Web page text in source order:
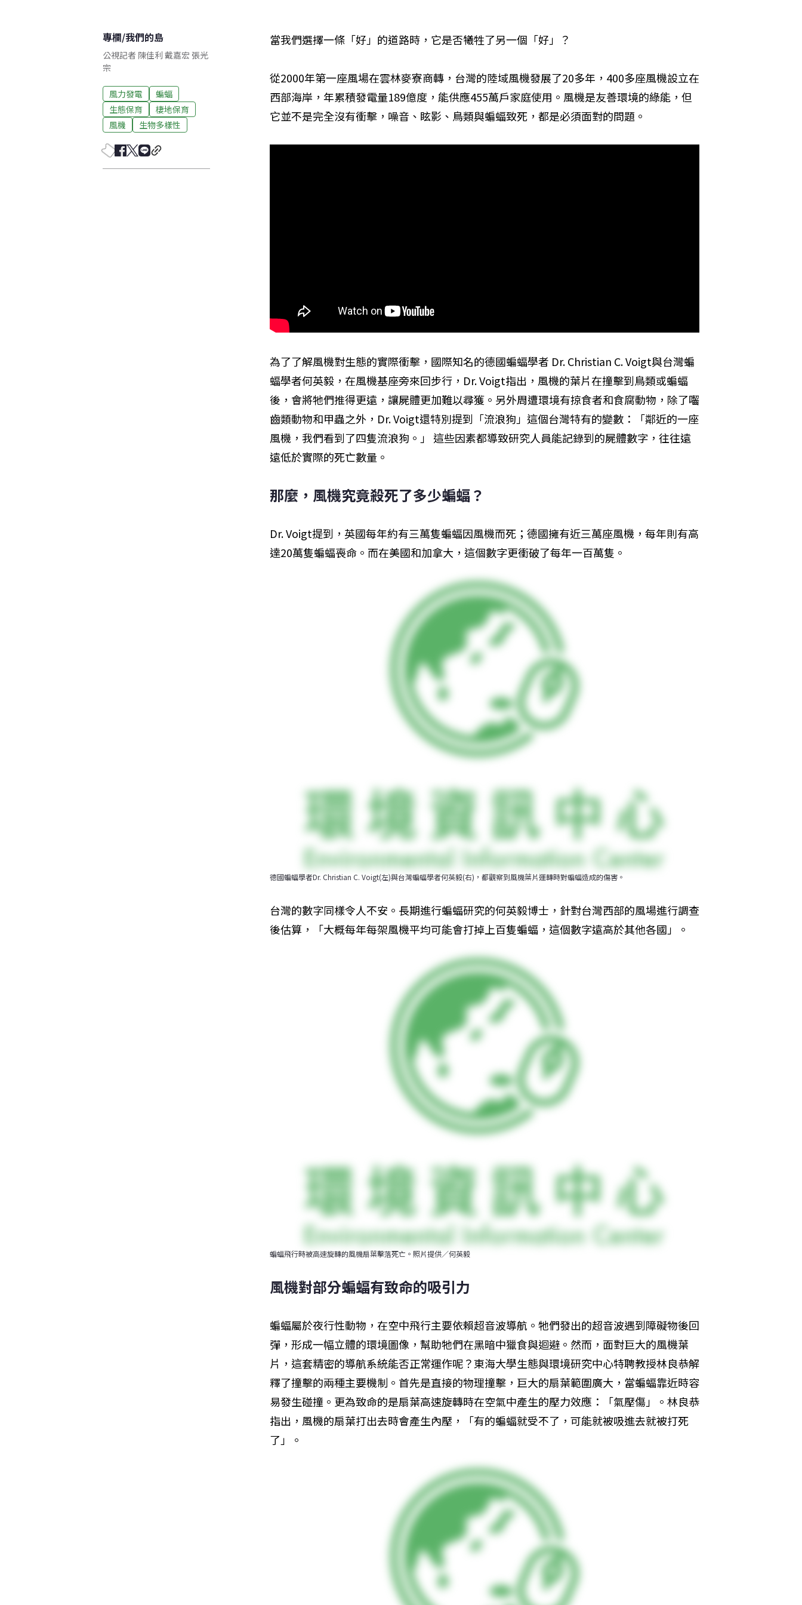
專欄/我們的島
公視記者 陳佳利 戴嘉宏 張光
宗
風力發電
蝙蝠
生態保育
棲地保育
風機
生物多樣性
當我們選擇一條「好」的道路時，它是否犧牲了另一個「好」？
從2000年第一座風場在雲林麥寮商轉，台灣的陸域風機發展了20多年，400多座風機設立在
西部海岸，年累積發電量189億度，能供應455萬戶家庭使用。風機是友善環境的綠能，但
它並不是完全沒有衝擊，噪音、眩影、鳥類與蝙蝠致死，都是必須面對的問題。
為了了解風機對生態的實際衝擊，國際知名的德國蝙蝠學者 Dr. Christian C. Voigt與台灣蝙
蝠學者何英毅，在風機基座旁來回步行，Dr. Voigt指出，風機的葉片在撞擊到鳥類或蝙蝠
後，會將牠們推得更遠，讓屍體更加難以尋獲。另外周遭環境有掠食者和食腐動物，除了囓
齒類動物和甲蟲之外，Dr. Voigt還特別提到「流浪狗」這個台灣特有的變數：「鄰近的一座
風機，我們看到了四隻流浪狗。」 這些因素都導致研究人員能記錄到的屍體數字，往往遠
遠低於實際的死亡數量。
那麼，風機究竟殺死了多少蝙蝠？
Dr. Voigt提到，英國每年約有三萬隻蝙蝠因風機而死；德國擁有近三萬座風機，每年則有高
達20萬隻蝙蝠喪命。而在美國和加拿大，這個數字更衝破了每年一百萬隻。
德國蝙蝠學者Dr. Christian C. Voigt(左)與台灣蝙蝠學者何英毅(右)，都觀察到風機葉片運轉時對蝙蝠造成的傷害。
台灣的數字同樣令人不安。長期進行蝙蝠研究的何英毅博士，針對台灣西部的風場進行調查
後估算，「大概每年每架風機平均可能會打掉上百隻蝙蝠，這個數字遠高於其他各國」。
蝙蝠飛行時被高速旋轉的風機扇葉擊落死亡。照片提供／何英毅
風機對部分蝙蝠有致命的吸引力
蝙蝠屬於夜行性動物，在空中飛行主要依賴超音波導航。牠們發出的超音波遇到障礙物後回
彈，形成一幅立體的環境圖像，幫助牠們在黑暗中獵食與迴避。然而，面對巨大的風機葉
片，這套精密的導航系統能否正常運作呢？東海大學生態與環境研究中心特聘教授林良恭解
釋了撞擊的兩種主要機制。首先是直接的物理撞擊，巨大的扇葉範圍廣大，當蝙蝠靠近時容
易發生碰撞。更為致命的是扇葉高速旋轉時在空氣中產生的壓力效應：「氣壓傷」。林良恭
指出，風機的扇葉打出去時會產生內壓，「有的蝙蝠就受不了，可能就被吸進去就被打死
了」。